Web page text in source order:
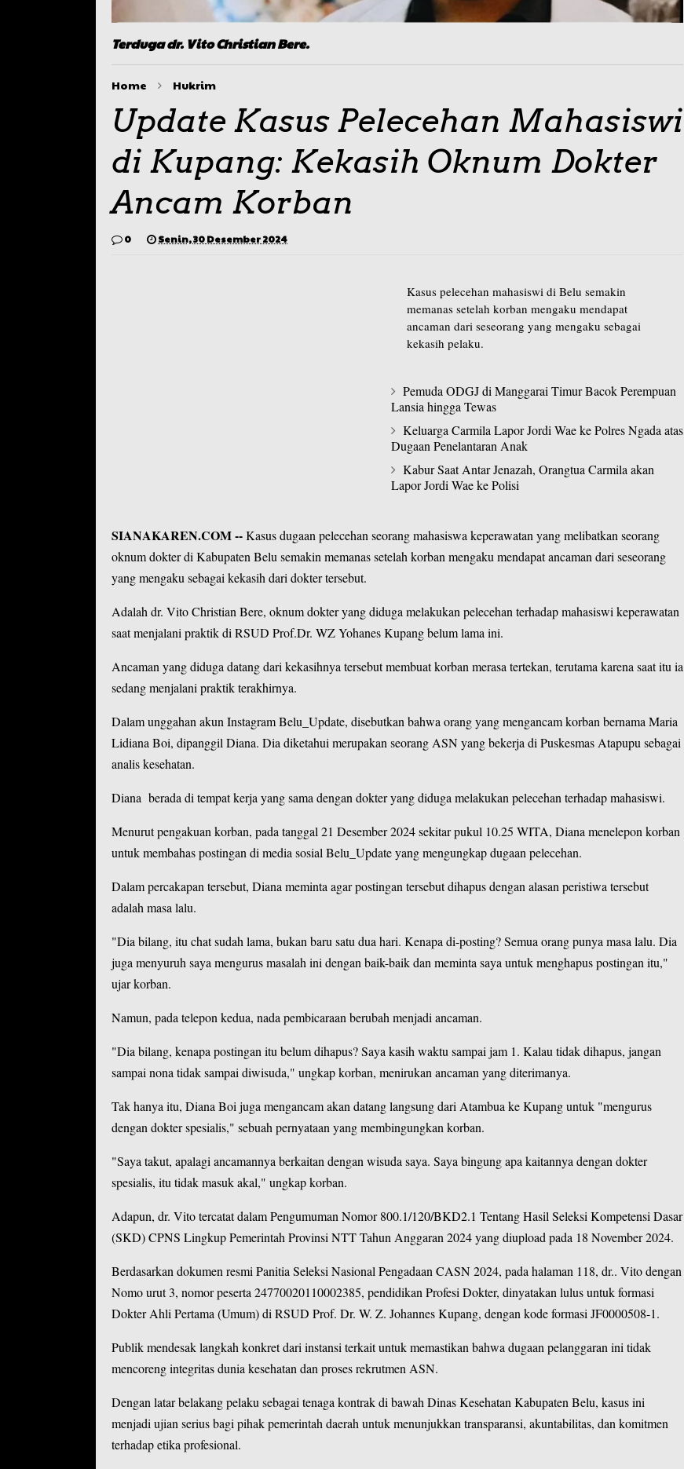
Terduga dr. VitoChristian Bere.
Home Hukrim
Update Kasus Pelecehan Mahasiswi
di Kupang: Kekasih Oknum Dokter
Ancam Korban
0 Senin, 30 Desember 2024
Kasus pelecehan mahasiswi di Belu semakin
memanas setelah korban mengaku mendapat
ancaman dari seseorang yang mengaku sebagai
kekasih pelaku.
Pemuda ODGJ di Manggarai Timur Bacok Perempuan
Lansia hingga Tewas
Keluarga Carmila Lapor Jordi Wae ke Polres Ngada atas
Dugaan Penelantaran Anak
Kabur Saat Antar Jenazah, Orangtua Carmila akan
Lapor Jordi Wae ke Polisi
SIANAKAREN.COM--Kasus dugaan pelecehan seorang mahasiswa keperawatan yang melibatkan seorang
oknum dokter di Kabupaten Belu semakin memanas setelah korban mengaku mendapat ancaman dari seseorang
yang mengaku sebagai kekasih dari dokter tersebut.
Adalah dr. Vito Christian Bere, oknum dokter yang diduga melakukan pelecehan terhadap mahasiswi keperawatan
saat menjalani praktik di RSUD Prof.Dr. WZ Yohanes Kupang belum lama ini.
Ancaman yang diduga datang dari kekasihnya tersebut membuat korban merasa tertekan, terutama karena saat itu ia
sedang menjalani praktik terakhirnya.
Dalam unggahan akun InstagramBelu_Update, disebutkan bahwa orang yang mengancam korban bernama Maria
Lidiana Boi, dipanggil Diana. Dia diketahui merupakan seorang ASN yang bekerja di Puskesmas Atapupu sebagai
analis kesehatan.
Diana berada di tempat kerja yang sama dengan dokter yang diduga melakukan pelecehan terhadap mahasiswi.
Menurut pengakuan korban, pada tanggal 21 Desember 2024 sekitar pukul 10.25 WITA, Diana menelepon korban
untuk membahas postingan di media sosial Belu_Update yang mengungkap dugaan pelecehan.
Dalam percakapan tersebut, Diana meminta agar postingan tersebut dihapus dengan alasan peristiwa tersebut
adalah masa lalu.
"Dia bilang, itu chat sudah lama, bukan baru satu dua hari. Kenapa di-posting? Semua orang punya masa lalu. Dia
juga menyuruh saya mengurus masalah ini dengan baik-baik dan meminta saya untuk menghapus postingan itu,"
ujar korban.
Namun, pada telepon kedua, nada pembicaraan berubah menjadi ancaman.
"Dia bilang, kenapa postingan itu belum dihapus? Saya kasih waktu sampai jam 1. Kalau tidak dihapus, jangan
sampai nona tidak sampai diwisuda," ungkap korban, menirukan ancaman yang diterimanya.
Tak hanya itu, Diana Boi juga mengancam akan datang langsung dari Atambua ke Kupang untuk "mengurus
dengan dokter spesialis," sebuah pernyataan yang membingungkan korban.
"Saya takut, apalagi ancamannya berkaitan dengan wisuda saya. Saya bingung apa kaitannya dengan dokter
spesialis, itu tidak masuk akal," ungkap korban.
Adapun, dr. Vito tercatat dalam Pengumuman Nomor 800.1/120/BKD2.1 Tentang Hasil Seleksi Kompetensi Dasar
(SKD) CPNS Lingkup Pemerintah Provinsi NTT Tahun Anggaran 2024 yang diupload pada 18 November 2024.
Berdasarkan dokumen resmi Panitia Seleksi Nasional Pengadaan CASN 2024, pada halaman 118, dr.. Vito dengan
Nomo urut 3, nomor peserta 24770020110002385, pendidikan Profesi Dokter, dinyatakan lulus untuk formasi
Dokter Ahli Pertama (Umum) di RSUD Prof. Dr. W. Z. Johannes Kupang, dengan kode formasi JF0000508-1.
Publik mendesak langkah konkret dari instansi terkait untuk memastikan bahwa dugaan pelanggaran ini tidak
mencoreng integritas dunia kesehatan dan proses rekrutmen ASN.
Dengan latar belakang pelaku sebagai tenaga kontrak di bawah Dinas Kesehatan Kabupaten Belu, kasus ini
menjadi ujian serius bagi pihak pemerintah daerah untuk menunjukkan transparansi, akuntabilitas, dan komitmen
terhadap etika profesional.